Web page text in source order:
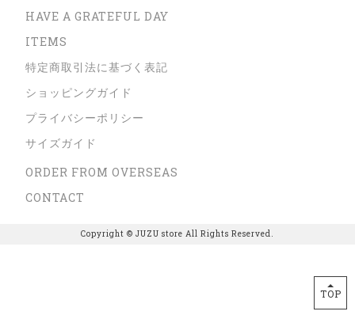
TOP
HAVE A GRATEFUL DAY
ITEMS
特定商取引法に基づく表記
ショッピングガイド
プライバシーポリシー
サイズガイド
ORDER FROM OVERSEAS
CONTACT
Copyright © JUZU store All Rights Reserved.